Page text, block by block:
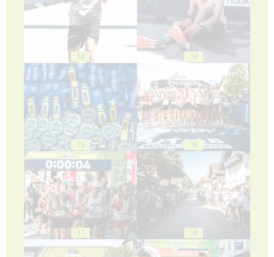
13 14
15 16
17 18